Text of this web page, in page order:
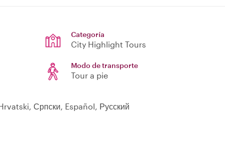
Categoría
City Highlight Tours
Modo de transporte
Tour a pie
Српски, Español, Русский